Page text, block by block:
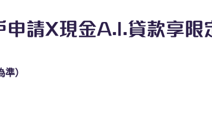
請X現金A.I.貸款享限
）